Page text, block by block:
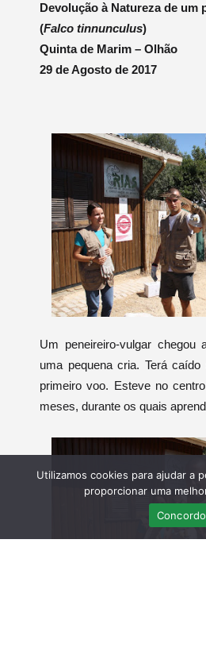
Devolução à Natureza de um
(Falco tinnunculus)
Quinta de Marim – Olhão
29 de Agosto de 2017
Um peneireiro-vulgar chegou
uma pequena cria. Terá
primeiro voo. Esteve no
meses, durante os quais
Utilizamos cookies para ajudar a
proporcionar uma
Concordo